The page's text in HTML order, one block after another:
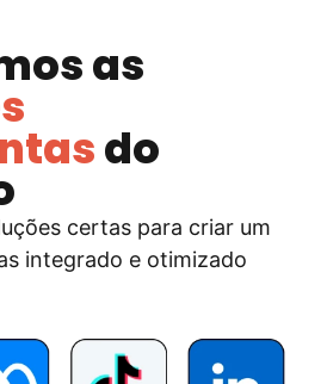
as
do
certas para criar um
integrado e otimizado